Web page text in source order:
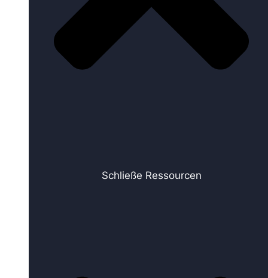
Schließe Ressourcen